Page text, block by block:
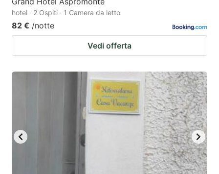
hotel · 2 Ospiti · 1 Camera da letto
82 € /notte
Vedi offerta